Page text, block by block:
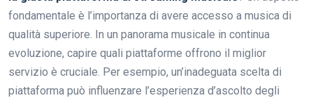
fondamentale è l’importanza di avere accesso a musica di
qualità superiore. In un panorama musicale in continua
evoluzione, capire quali piattaforme offrono il miglior
servizio è cruciale. Per esempio, un’inadeguata scelta di
piattaforma può influenzare l’esperienza d’ascolto degli